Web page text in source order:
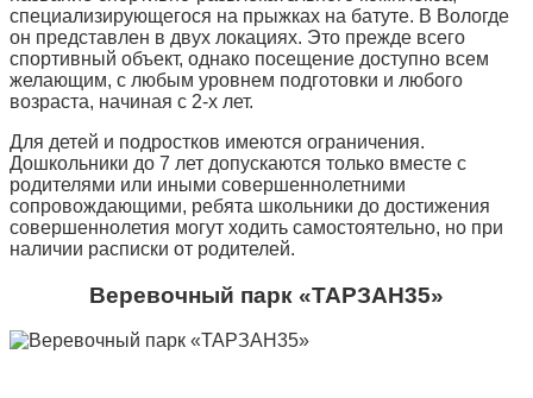
специализирующегося на прыжках на батуте. В Вологде
он представлен в двух локациях. Это прежде всего
спортивный объект, однако посещение доступно всем
желающим, с любым уровнем подготовки и любого
возраста, начиная с 2-х лет.
Для детей и подростков имеются ограничения.
Дошкольники до 7 лет допускаются только вместе с
родителями или иными совершеннолетними
сопровождающими, ребята школьники до достижения
совершеннолетия могут ходить самостоятельно, но при
наличии расписки от родителей.
Веревочный парк «ТАРЗАН35»